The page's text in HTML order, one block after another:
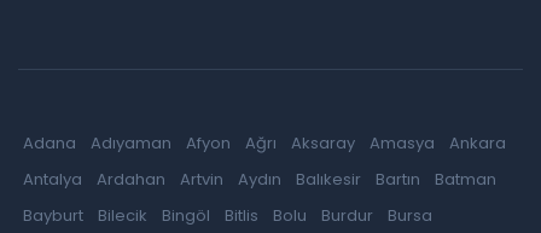
Adana Adıyaman Afyon Ağrı Aksaray Amasya
Ankara
Antalya
Ardahan Artvin Aydın Balıkesir Bartın
Batman
Bayburt
Bilecik Bingöl Bitlis Bolu Burdur
Bursa